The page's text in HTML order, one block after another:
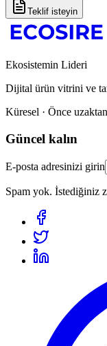
Teklif isteyin
Ekosistemin Lideri
Dijital ürün vitrini ve
Küresel · Önce uzaktan
Güncel kalın
E-posta adresinizi girin
Spam yok. İstediğiniz